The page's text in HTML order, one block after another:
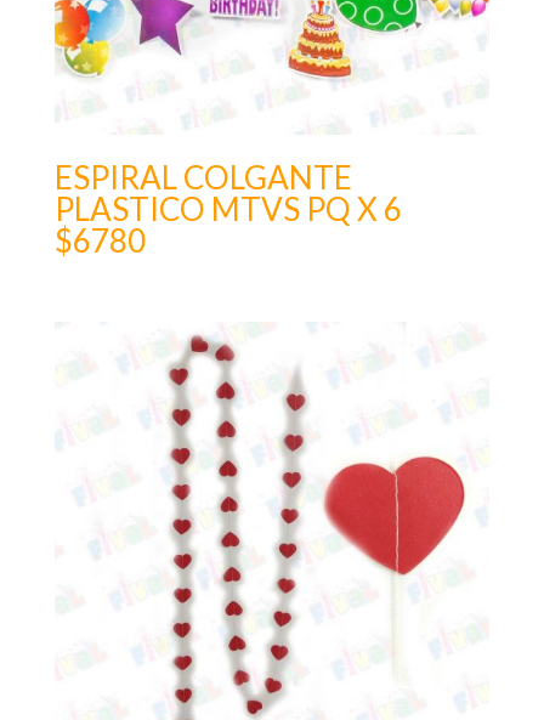
ESPIRAL COLGANTE
PLASTICO MTVS PQ X 6
$6780